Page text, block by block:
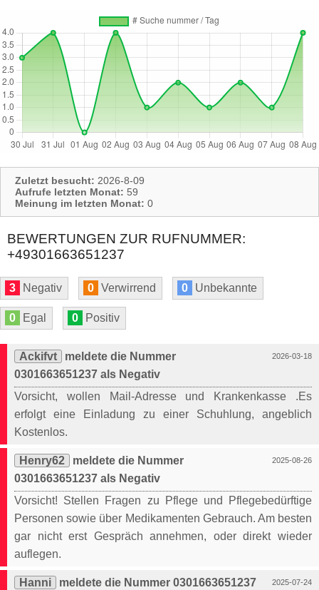
Zuletzt besucht: 2026-8-09
Aufrufe letzten Monat: 59
Meinung im letzten Monat: 0
BEWERTUNGEN ZUR RUFNUMMER:
+49301663651237
3 Negativ 0 Verwirrend 0 Unbekannte
0 Egal 0 Positiv
2026-03-18
Ackifvt
meldete die Nummer
0301663651237 als Negativ
Vorsicht, wollen Mail-Adresse und Krankenkasse .Es
erfolgt eine Einladung zu einer Schuhlung, angeblich
Kostenlos.
2025-08-26
Henry62
meldete die Nummer
0301663651237 als Negativ
Vorsicht! Stellen Fragen zu Pflege und Pflegebedürftige
Personen sowie über Medikamenten Gebrauch. Am besten
gar nicht erst Gespräch annehmen, oder direkt wieder
auflegen.
2025-07-24
Hanni
meldete die Nummer 0301663651237